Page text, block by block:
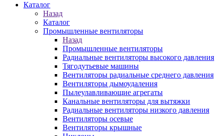
Каталог
Назад
Каталог
Промышленные вентиляторы
Назад
Промышленные вентиляторы
Радиальные вентиляторы высокого давления
Тягодутьевые машины
Вентиляторы радиальные среднего давления
Вентиляторы дымоудаления
Пылеулавливающие агрегаты
Канальные вентиляторы для вытяжки
Радиальные вентиляторы низкого давления
Вентиляторы осевые
Вентиляторы крышные